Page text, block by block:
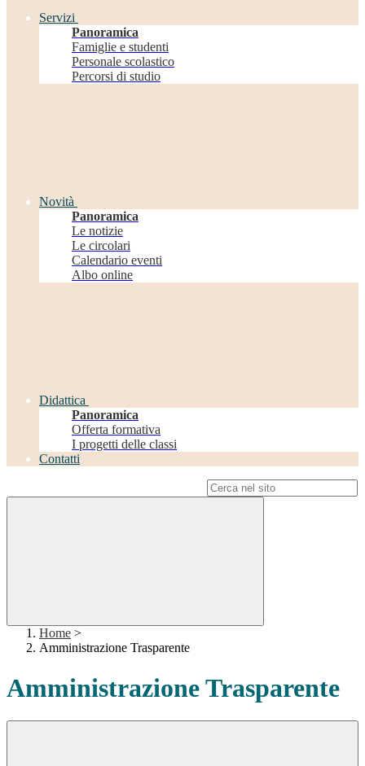
Servizi
Panoramica
Famiglie e studenti
Personale scolastico
Percorsi di studio
Novità
Panoramica
Le notizie
Le circolari
Calendario eventi
Albo online
Didattica
Panoramica
Offerta formativa
I progetti delle classi
Contatti
Home >
Amministrazione Trasparente
Amministrazione Trasparente